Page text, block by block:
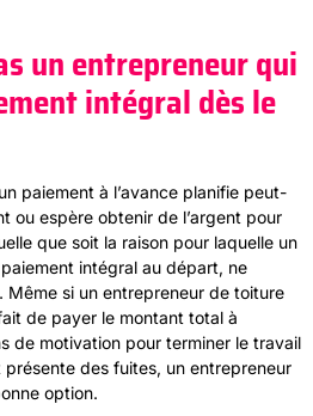
un entrepreneur qui
intégral dès le
paiement à l’avance planifie peut-
ou espère obtenir de l’argent pour
que soit la raison pour laquelle un
intégral au départ, ne
Même si un entrepreneur de toiture
de payer le montant total à
de motivation pour terminer le travail
des fuites, un entrepreneur
option.